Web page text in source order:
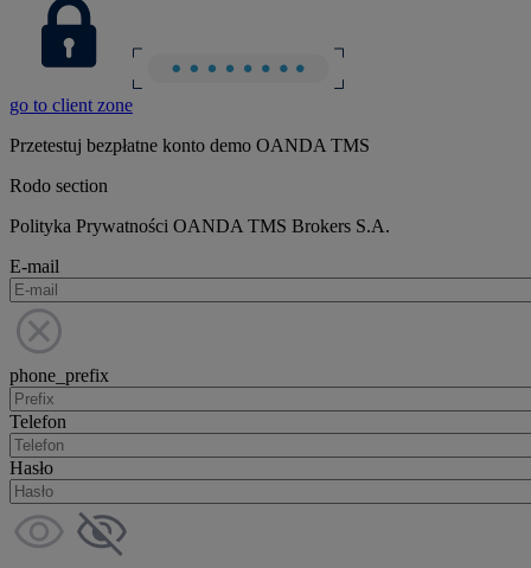
go to client zone
Przetestuj bezpłatne konto demo OANDA TMS
Rodo section
Polityka Prywatności OANDA TMS Brokers S.A.
E-mail
phone_prefix
Telefon
Hasło